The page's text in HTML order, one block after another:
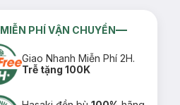
MIỄN PHÍ VẬN CHUYỂN
Giao Nhanh Miễn Phí 2H.
Trễ tặng 100K